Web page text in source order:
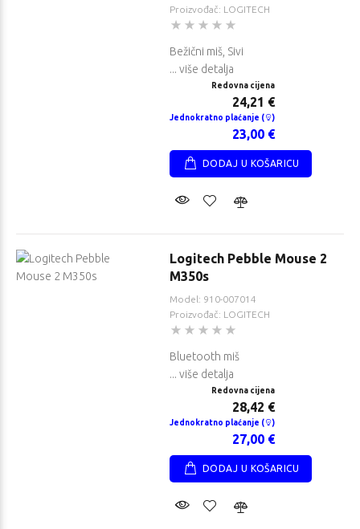
Proizvođač: LOGITECH
Bežični miš, Sivi
... više detalja
Redovna cijena
24,21 €
Jednokratno plaćanje ( )
23,00 €
DODAJ U KOŠARICU
Logitech Pebble Mouse 2
M350s
Model: 910-007014
Proizvođač: LOGITECH
Bluetooth miš
... više detalja
Redovna cijena
28,42 €
Jednokratno plaćanje ( )
27,00 €
DODAJ U KOŠARICU